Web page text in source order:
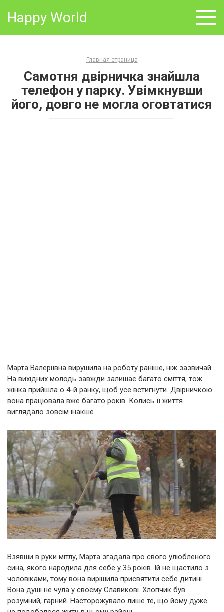
Happy World
Главная страница
Самотня двірничка знайшла
телефон у парку. Увімкнувши
його, довго не могла оговтатися
Марта Валеріївна вирушила на роботу раніше, ніж зазвичай.
На вихідних молодь завжди залишає багато сміття, тож
жінка прийшла о 4-й ранку, щоб усе встигнути. Двірничкою
вона працювала вже багато років. Колись її життя
виглядало зовсім інакше.
Взявши в руки мітлу, Марта згадала про свого улюбленого
сина, якого народила для себе у 35 років. Їй не щастило з
чоловіками, тому вона вирішила присвятити себе дитині.
Вона душі не чула у своєму Славикові. Хлопчик був
розумний, гарний. Насторожувало лише те, що йому дуже